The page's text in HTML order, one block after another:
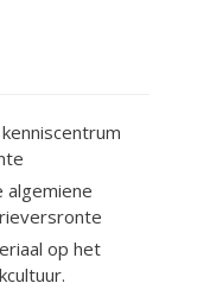
algemiene
op het